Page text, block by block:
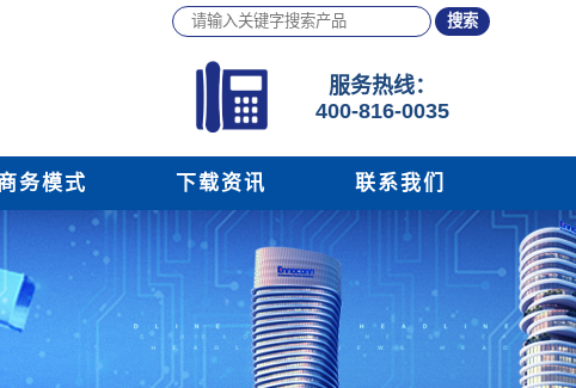
服务热线：
400-816-0035
务模式 下载资讯 联系我们